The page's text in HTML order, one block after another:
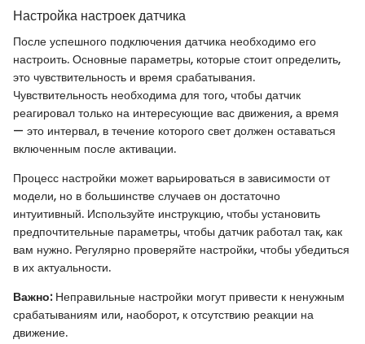
Настройка настроек датчика
После успешного подключения датчика необходимо его
настроить. Основные параметры, которые стоит определить,
это чувствительность и время срабатывания.
Чувствительность необходима для того, чтобы датчик
реагировал только на интересующие вас движения, а время
— это интервал, в течение которого свет должен оставаться
включенным после активации.
Процесс настройки может варьироваться в зависимости от
модели, но в большинстве случаев он достаточно
интуитивный. Используйте инструкцию, чтобы установить
предпочтительные параметры, чтобы датчик работал так, как
вам нужно. Регулярно проверяйте настройки, чтобы убедиться
в их актуальности.
Важно:Неправильные настройки могут привести к ненужным
срабатываниям или, наоборот, к отсутствию реакции на
движение.